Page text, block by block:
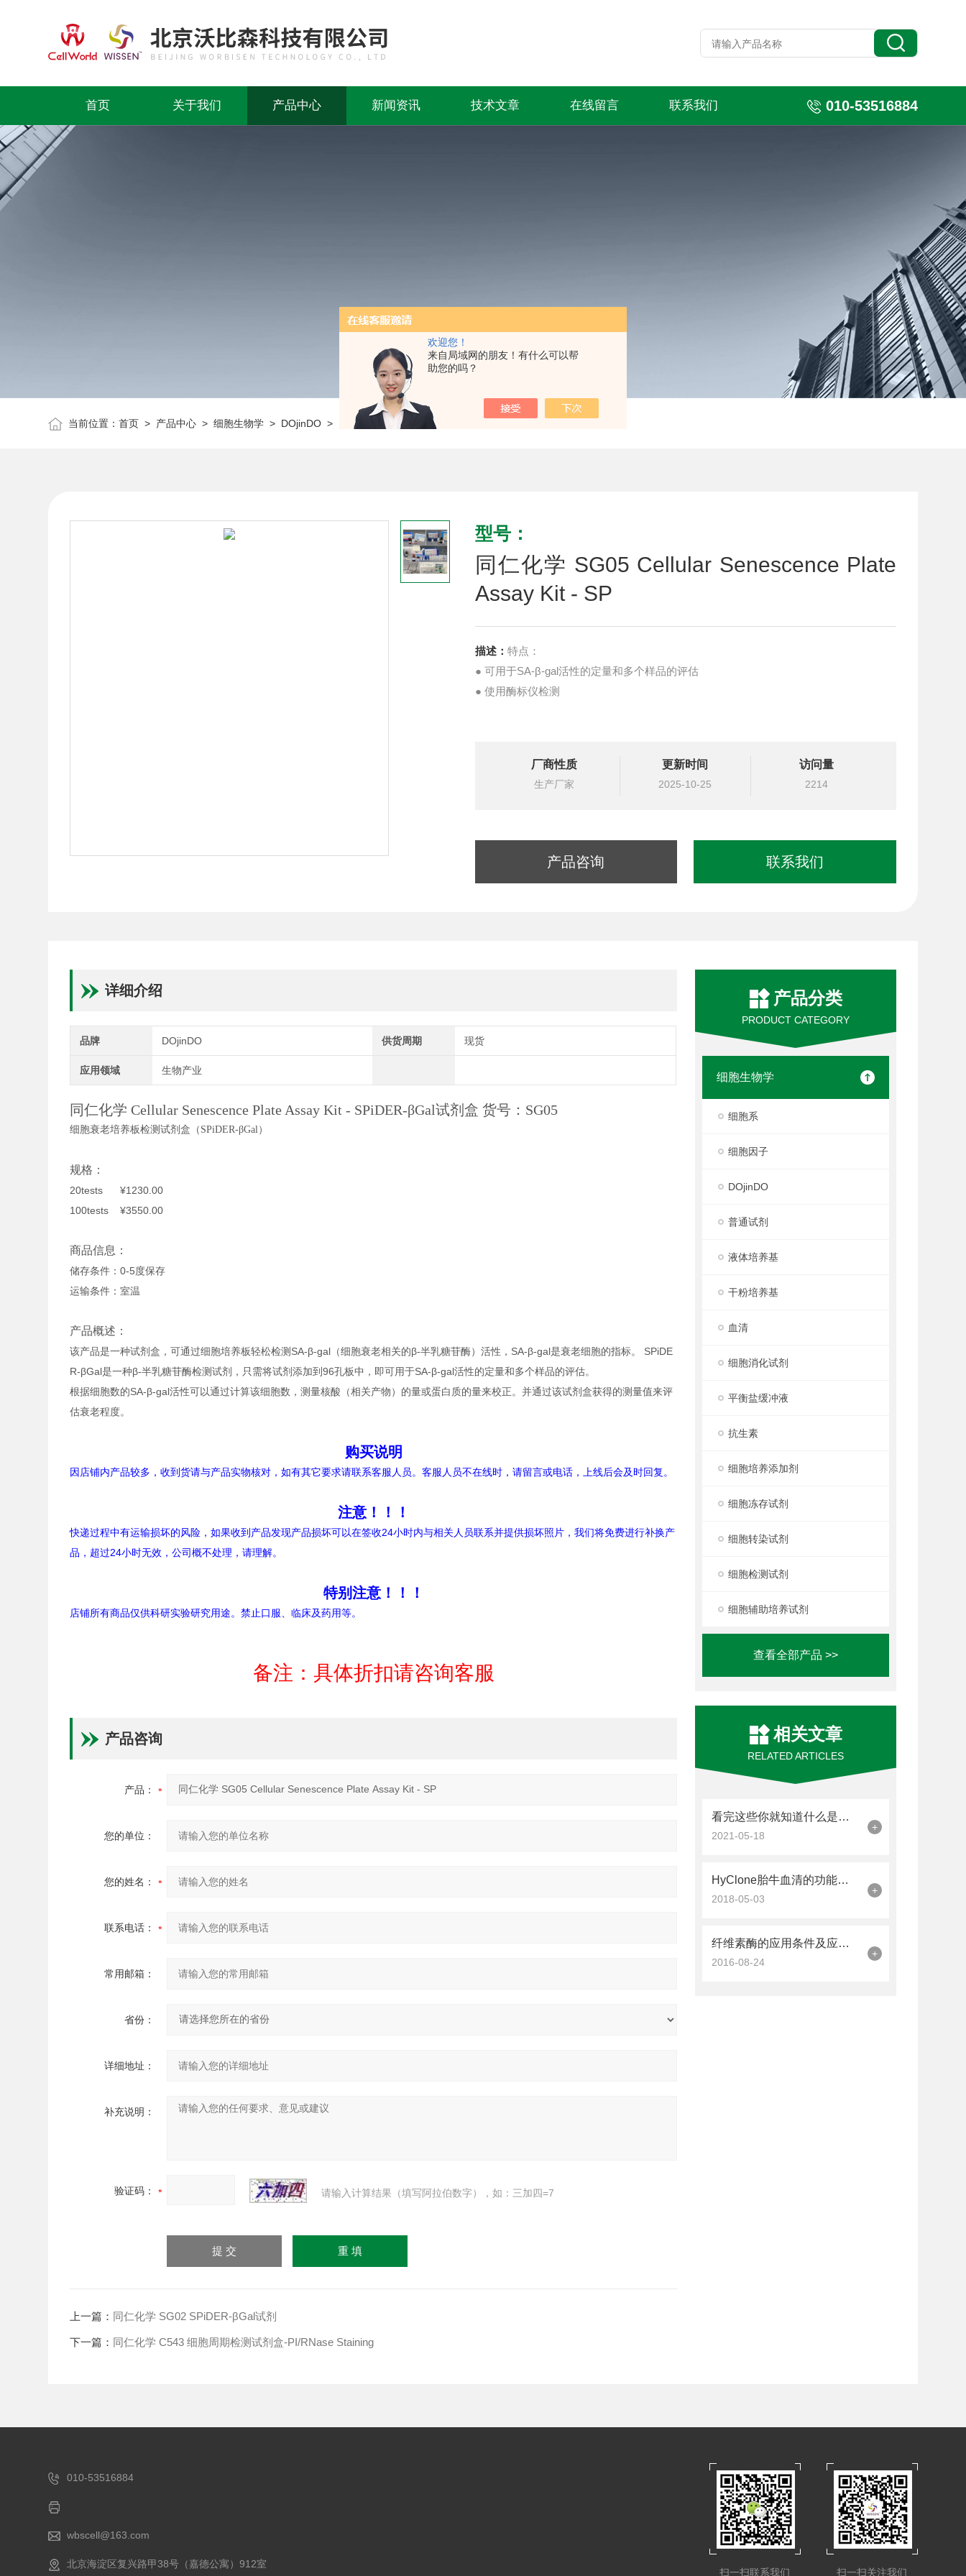
欢迎您！
来自局域网的朋友！有什么可以帮
助您的吗？
首页 关于我们 产品中心 新闻资讯 技术文章 在线留言 联系我们 010-53516884
当前位置：首页 > 产品中心 >细胞生物学 > DOjinDO > 同仁化学 SG05 Cellular Senescence Plate Assay Kit - SP
型号：
同仁化学 SG05 Cellular Senescence Plate
Assay Kit - SP
描述： 特点：
● 可用于SA-β-gal活性的定量和多个样品的评估
● 使用酶标仪检测
厂商性质
生产厂家
更新时间
2025-10-25
访问量
2214
产品咨询 联系我们
产品分类
PRODUCT CATEGORY
细胞生物学
细胞系
细胞因子
DOjinDO
普通试剂
液体培养基
干粉培养基
血清
细胞消化试剂
平衡盐缓冲液
抗生素
细胞培养添加剂
细胞冻存试剂
细胞转染试剂
细胞检测试剂
细胞辅助培养试剂
查看全部产品 >>
相关文章
RELATED ARTICLES
看完这些你就知道什么是细胞培养瓶了
2021-05-18
+
HyClone胎牛血清的功能与作用分享
2018-05-03
+
纤维素酶的应用条件及应用领域介绍
2016-08-24
+
详细介绍
品牌 DOjinDO 供货周期 现货
应用领域 生物产业
同仁化学 Cellular Senescence Plate Assay Kit - SPiDER-βGal试剂盒 货号：SG05
细胞衰老培养板检测试剂盒（SPiDER-βGal）
规格：
20tests ¥1230.00
100tests ¥3550.00
商品信息：
储存条件：0-5度保存
运输条件：室温
产品概述：
该产品是一种试剂盒，可通过细胞培养板轻松检测SA-β-gal（细胞衰老相关的β-半乳糖苷酶）活性，SA-β-gal是衰老细胞的指标。 SPiDE
R-βGal是一种β-半乳糖苷酶检测试剂，只需将试剂添加到96孔板中，即可用于SA-β-gal活性的定量和多个样品的评估。
根据细胞数的SA-β-gal活性可以通过计算该细胞数，测量核酸（相关产物）的量或蛋白质的量来校正。并通过该试剂盒获得的测量值来评
估衰老程度。
购买说明
因店铺内产品较多，收到货请与产品实物核对，如有其它要求请联系客服人员。客服人员不在线时，请留言或电话，上线后会及时回复。
注意！！！
快递过程中有运输损坏的风险，如果收到产品发现产品损坏可以在签收24小时内与相关人员联系并提供损坏照片，我们将免费进行补换产
品，超过24小时无效，公司概不处理，请理解。
特别注意！！！
店铺所有商品仅供科研实验研究用途。禁止口服、临床及药用等。
备注：具体折扣请咨询客服
产品咨询
产品：
您的单位：
您的姓名：
联系电话：
常用邮箱：
省份：
详细地址：
补充说明：
验证码： 请输入计算结果（填写阿拉伯数字），如：三加四=7
上一篇： 同仁化学 SG02 SPiDER-βGal试剂
下一篇： 同仁化学 C543 细胞周期检测试剂盒-PI/RNase Staining
010-53516884
wbscell@163.com
北京海淀区复兴路甲38号（嘉德公寓）912室
扫一扫关注我们
扫一扫联系我们